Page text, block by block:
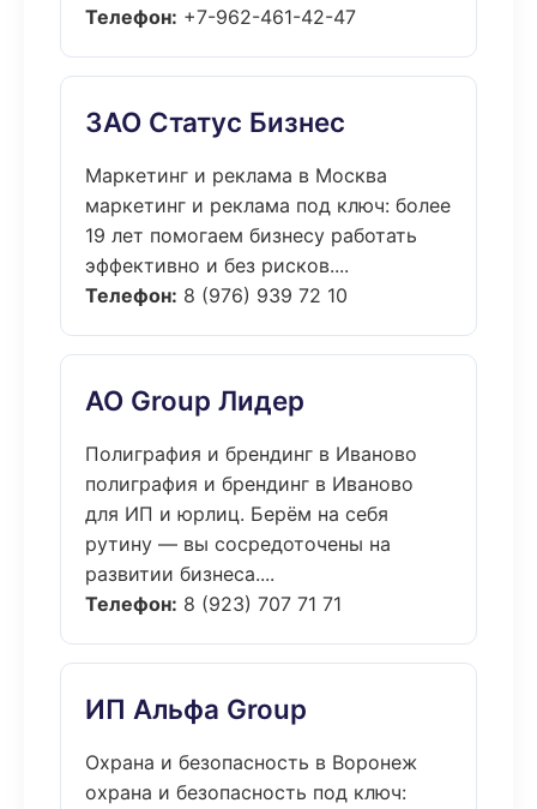
Телефон: +7-962-461-42-47
ЗАО Статус Бизнес
Маркетинг и реклама в Москва
маркетинг и реклама под ключ: более
19 лет помогаем бизнесу работать
эффективно и без рисков....
Телефон: 8 (976) 939 72 10
АО Group Лидер
Полиграфия и брендинг в Иваново
полиграфия и брендинг в Иваново
для ИП и юрлиц. Берём на себя
рутину — вы сосредоточены на
развитии бизнеса....
Телефон: 8 (923) 707 71 71
ИП Альфа Group
Охрана и безопасность в Воронеж
охрана и безопасность под ключ: